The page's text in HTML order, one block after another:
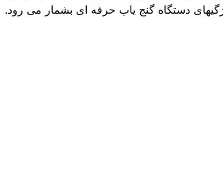
دستگاه گنج یاب حرفه ای بشمار می رود.